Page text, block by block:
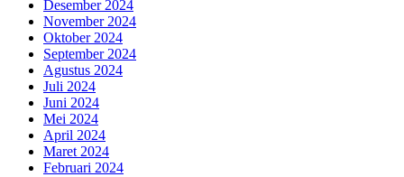
Desember 2024
November 2024
Oktober 2024
September 2024
Agustus 2024
Juli 2024
Juni 2024
Mei 2024
April 2024
Maret 2024
Februari 2024